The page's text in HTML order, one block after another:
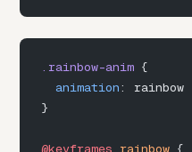
.rainbow-anim {
  animation
: rainbow
}
@keyframes rainbow {